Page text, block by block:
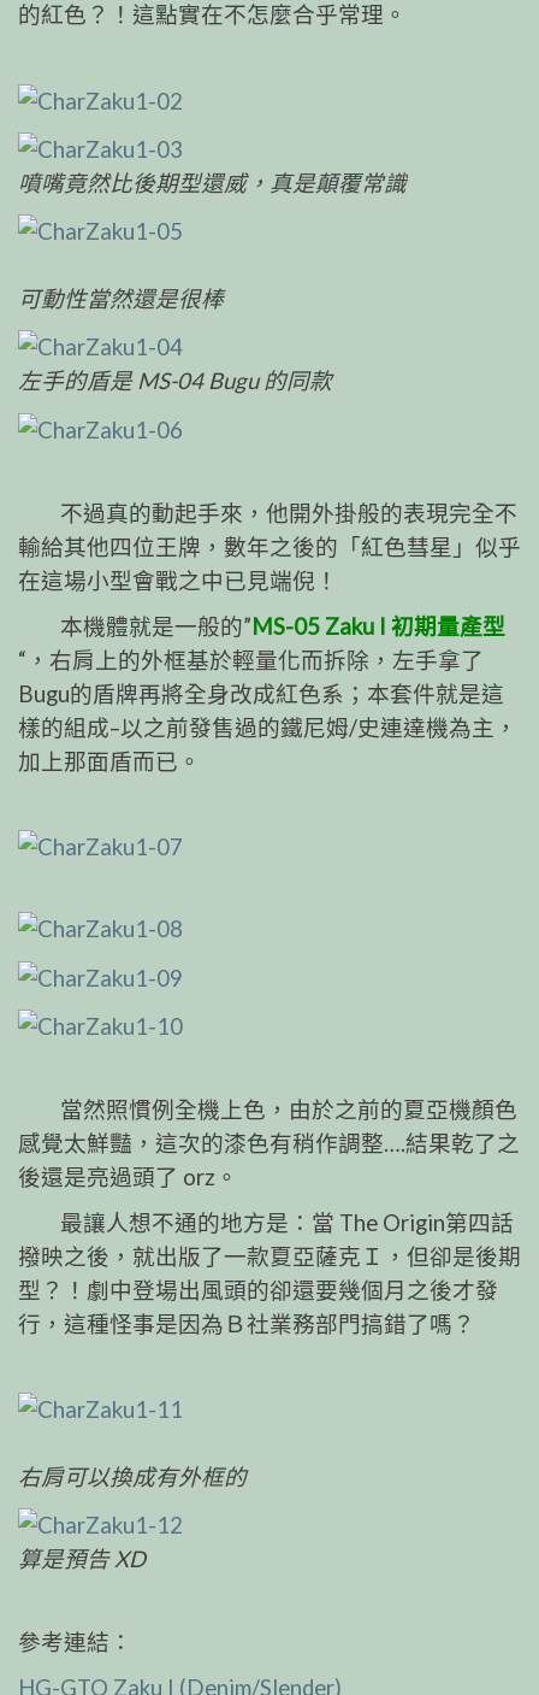
的紅色？！這點實在不怎麼合乎常理。
噴嘴竟然比後期型還威，真是顛覆常識
可動性當然還是很棒
左手的盾是 MS-04 Bugu 的同款
不過真的動起手來，他開外掛般的表現完全不
輸給其他四位王牌，數年之後的「紅色彗星」似乎
在這場小型會戰之中已見端倪！
本機體就是一般的”MS-05 Zaku I 初期量產型
“，右肩上的外框基於輕量化而拆除，左手拿了
Bugu的盾牌再將全身改成紅色系；本套件就是這
樣的組成–以之前發售過的鐵尼姆/史連達機為主，
加上那面盾而已。
當然照慣例全機上色，由於之前的夏亞機顏色
感覺太鮮豔，這次的漆色有稍作調整….結果乾了之
後還是亮過頭了 orz。
最讓人想不通的地方是：當 The Origin第四話
撥映之後，就出版了一款夏亞薩克Ｉ，但卻是後期
型？！劇中登場出風頭的卻還要幾個月之後才發
行，這種怪事是因為Ｂ社業務部門搞錯了嗎？
右肩可以換成有外框的
算是預告 XD
參考連結：
HG-GTO Zaku I (Denim/Slender)